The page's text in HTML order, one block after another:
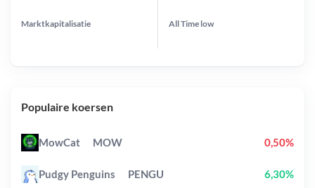
Marktkapitalisatie All Time low
Populaire koersen
MowCat MOW 0,50%
Pudgy Penguins PENGU 6,30%